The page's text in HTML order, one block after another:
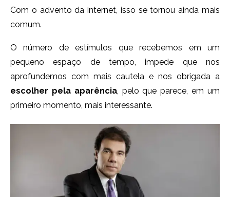
Com o advento da internet, isso se tornou ainda mais
comum.
O número de estímulos que recebemos em um
pequeno espaço de tempo, impede que nos
aprofundemos com mais cautela e nos obrigada a
escolher pela aparência, pelo que parece, em um
primeiro momento, mais interessante.